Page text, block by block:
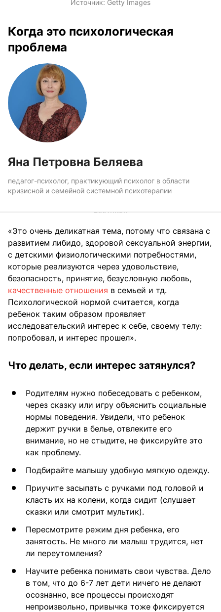
Источник: Getty Images
Когда это психологическая
проблема
Яна Петровна Беляева
педагог-психолог, практикующий психолог в области
кризисной и семейной системной психотерапии
«Это очень деликатная тема, потому что связана с
развитием либидо, здоровой сексуальной энергии,
с детскими физиологическими потребностями,
которые реализуются через удовольствие,
безопасность, принятие, безусловную любовь,
качественные отношения в семьей и тд.
Психологической нормой считается, когда
ребенок таким образом проявляет
исследовательский интерес к себе, своему телу:
попробовал, и интерес прошел».
Что делать, если интерес затянулся?
Родителям нужно побеседовать с ребенком,
через сказку или игру объяснить социальные
нормы поведения. Увидели, что ребенок
держит ручки в белье, отвлеките его
внимание, но не стыдите, не фиксируйте это
как проблему.
Подбирайте малышу удобную мягкую одежду.
Приучите засыпать с ручками под головой и
класть их на колени, когда сидит (слушает
сказки или смотрит мультик).
Пересмотрите режим дня ребенка, его
занятость. Не много ли малыш трудится, нет
ли переутомления?
Научите ребенка понимать свои чувства. Дело
в том, что до 6-7 лет дети ничего не делают
осознанно, все процессы происходят
непроизвольно, привычка тоже фиксируется